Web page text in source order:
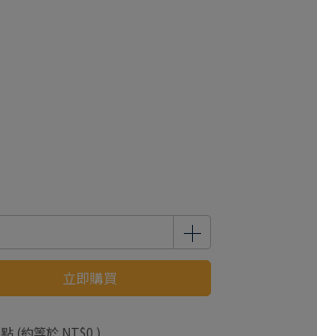
立即購買
點 (約等於 NT$0 )